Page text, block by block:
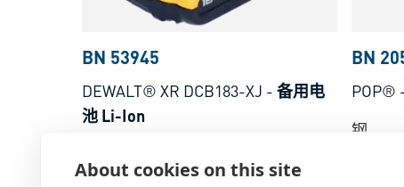
About cookies on this site
BN 53945
DEWALT® XR DCB183-XJ - 备用电
池 Li-Ion
BN
POP®
钢